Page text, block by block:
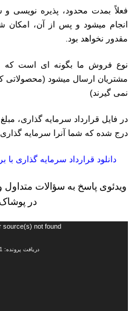
انجام میشود و پس از آن، امکان
مقدور نخواهد بود.
نوع فروش ما بگونه ای است که
مشتریان ارسال میشود (محصولاتی
نمی گیرند)
درج شده که شما آنرا سرمایه گذاری با 800 میلیون تومان درنظر
دانلود قرارداد سرمایه گذاری
ویدئوی پاسخ به سؤالات
در
source(s) not found
دریافت پرونده: http://honar.talagostar.com/toptejarat.mp4?_=1